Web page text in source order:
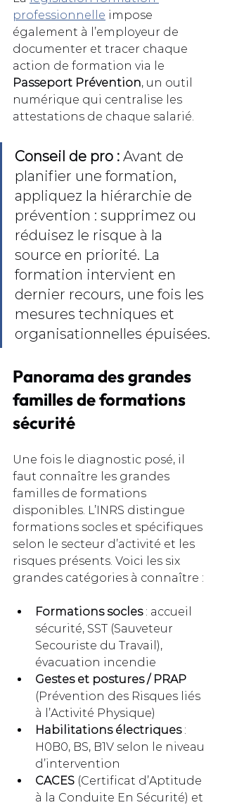
professionnelle impose
également à l’employeur de
documenter et tracer chaque
action de formation via le
Passeport Prévention, un outil
numérique qui centralise les
attestations de chaque salarié.
Conseil de pro : Avant de
planifier une formation,
appliquez la hiérarchie de
prévention : supprimez ou
réduisez le risque à la
source en priorité. La
formation intervient en
dernier recours, une fois les
mesures techniques et
organisationnelles épuisées.
Panorama des grandes
familles de formations
sécurité
Une fois le diagnostic posé, il
faut connaître les grandes
familles de formations
disponibles. L’INRS distingue
formations socles et spécifiques
selon le secteur d’activité et les
risques présents. Voici les six
grandes catégories à connaître :
Formations socles : accueil
sécurité, SST (Sauveteur
Secouriste du Travail),
évacuation incendie
Gestes et postures / PRAP
(Prévention des Risques liés
à l’Activité Physique)
Habilitations électriques :
H0B0, BS, B1V selon le niveau
d’intervention
CACES (Certificat d’Aptitude
à la Conduite En Sécurité) et